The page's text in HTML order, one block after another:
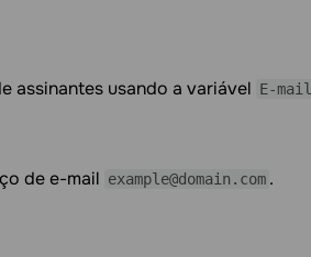
assinantes usando a variável E-mail
de e-mail example@domain.com .